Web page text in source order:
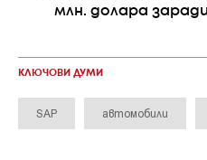
млн. долара
КЛЮЧОВИ ДУМИ
SAP автомобили